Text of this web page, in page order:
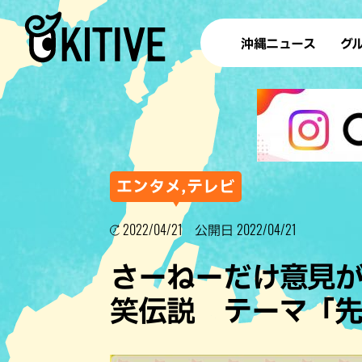
沖縄ニュース グ
ラ
テイ
すし
ステー
その他
エンタメ,テレビ
2022/04/21 公開日 2022/04/21
さーねーだけ意見
笑伝説 テーマ「